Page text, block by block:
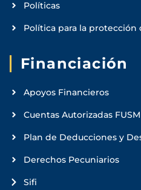
Políticas
Política para la protección
Financiación
Apoyos Financieros
Cuentas Autorizadas FUSM
Plan de Deducciones y
Derechos Pecuniarios
Sifi